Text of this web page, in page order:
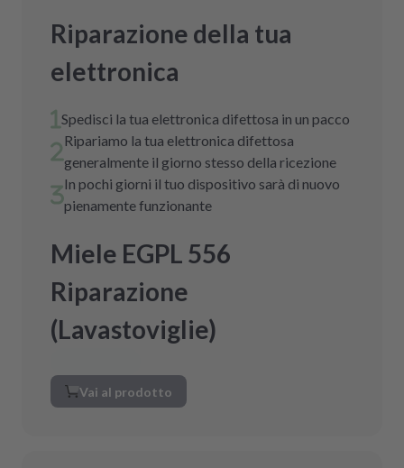
Riparazione della tua
elettronica
Spedisci la tua elettronica difettosa in un pacco
Ripariamo la tua elettronica difettosa
generalmente il giorno stesso della ricezione
In pochi giorni il tuo dispositivo sarà di nuovo
pienamente funzionante
Miele EGPL 556
Riparazione
(Lavastoviglie)
Vai al prodotto